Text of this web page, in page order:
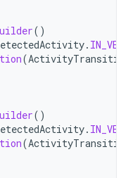
()
.
(
()
.
(